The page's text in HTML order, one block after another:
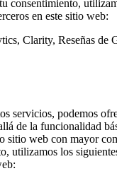
consentimiento,
en este sitio web:
Clarity, Reseñas de
servicios, podemos
de la funcionalidad
sitio web con mayor
utilizamos los